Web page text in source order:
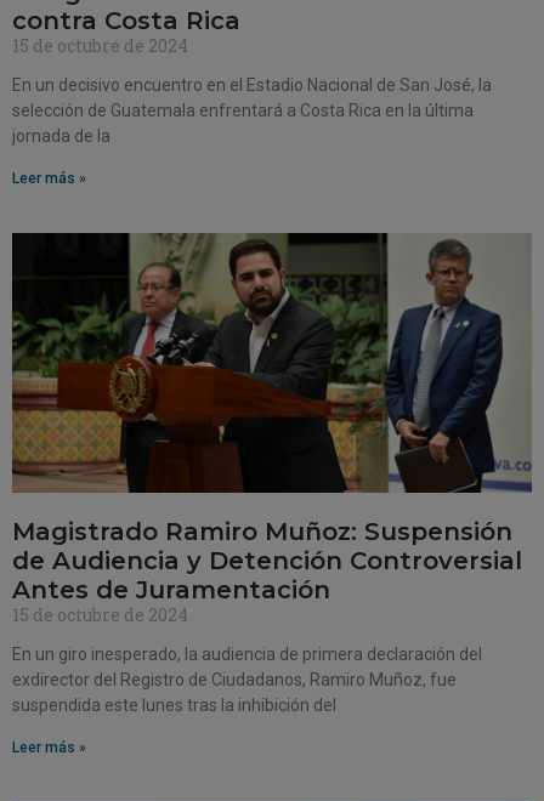
contra Costa Rica
15 de octubre de 2024
En un decisivo encuentro en el Estadio Nacional de San José, la
selección de Guatemala enfrentará a Costa Rica en la última
jornada de la
Leer más »
Magistrado Ramiro Muñoz: Suspensión
de Audiencia y Detención Controversial
Antes de Juramentación
15 de octubre de 2024
En un giro inesperado, la audiencia de primera declaración del
exdirector del Registro de Ciudadanos, Ramiro Muñoz, fue
suspendida este lunes tras la inhibición del
Leer más »